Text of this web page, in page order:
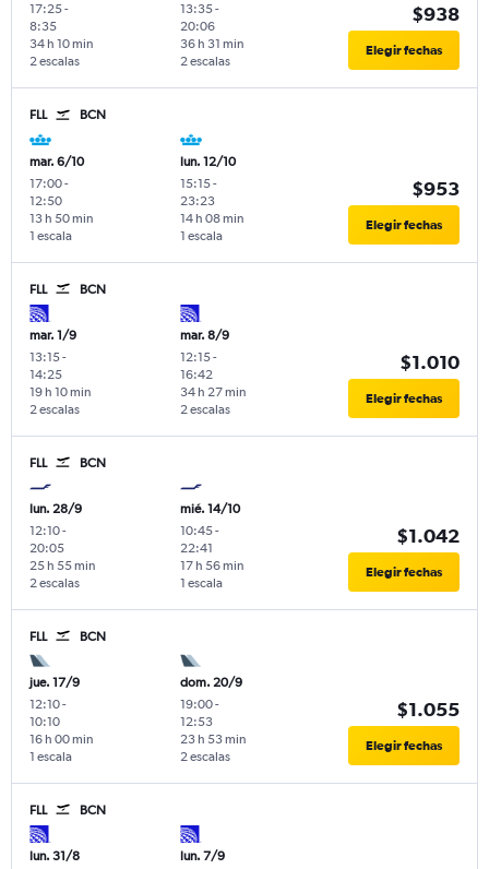
17:25-
8:35
2 escalas
34 h 10 min
13:35-
20:06
2 escalas
36 h 31 min
$938
Elegir fechas
FLL BCN
mar. 6/10
17:00-
12:50
1 escala
13 h 50 min
lun. 12/10
15:15-
23:23
1 escala
14 h 08 min
$953
Elegir fechas
FLL BCN
mar. 1/9
13:15-
14:25
2 escalas
19 h 10 min
mar. 8/9
12:15-
16:42
2 escalas
34 h 27 min
$1.010
Elegir fechas
FLL BCN
lun. 28/9
12:10-
20:05
2 escalas
25 h 55 min
mié. 14/10
10:45-
22:41
1 escala
17 h 56 min
$1.042
Elegir fechas
FLL BCN
jue. 17/9
12:10-
10:10
1 escala
16 h 00 min
dom. 20/9
19:00-
12:53
2 escalas
23 h 53 min
$1.055
Elegir fechas
FLL BCN
lun. 31/8
lun. 7/9